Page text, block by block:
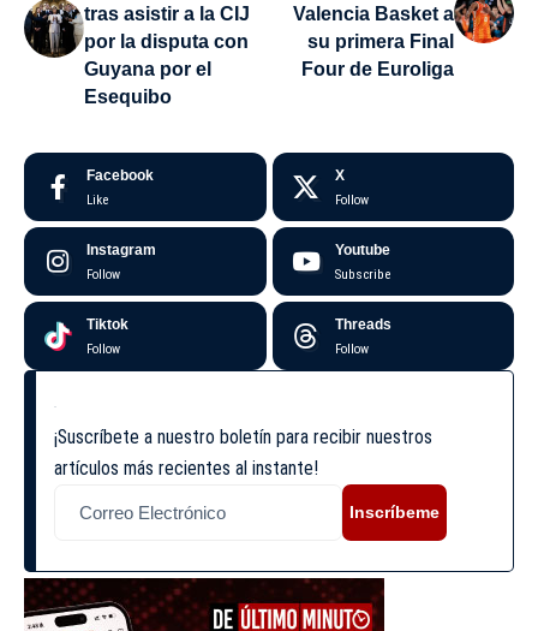
tras asistir a la CIJ
por la disputa con
Guyana por el
Esequibo
Valencia Basket a
su primera Final
Four de Euroliga
Facebook
Like
X
Follow
Instagram
Follow
Youtube
Subscribe
Tiktok
Follow
Threads
Follow
¡Suscríbete a nuestro boletín para recibir nuestros
artículos más recientes al instante!
Inscríbeme